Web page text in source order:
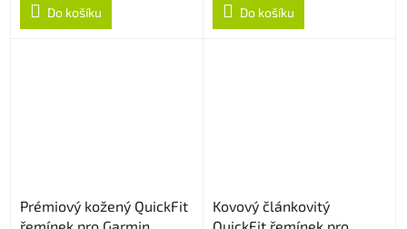
Do košíku Do košíku
Prémiový kožený QuickFit
Kovový článkovitý